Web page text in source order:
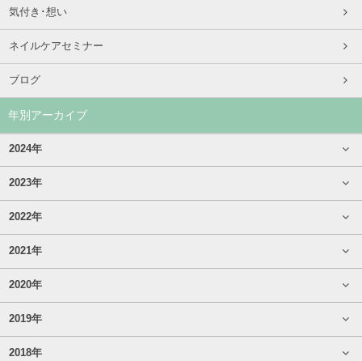
気付き･想い
ネイルケアセミナー
ブログ
年別アーカイブ
2024年
2023年
2022年
2021年
2020年
2019年
2018年